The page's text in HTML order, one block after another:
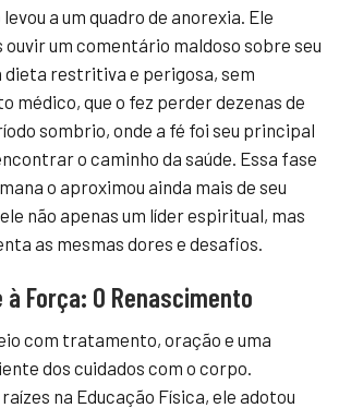
a um quadro de anorexia. Ele
ouvir um comentário maldoso sobre seu
dieta restritiva e perigosa, sem
médico, que o fez perder dezenas de
sombrio, onde a fé foi seu principal
o caminho da saúde. Essa fase
o aproximou ainda mais de seu
não apenas um líder espiritual, mas
as mesmas dores e desafios.
à Força: O Renascimento
com tratamento, oração e uma
dos cuidados com o corpo.
na Educação Física, ele adotou